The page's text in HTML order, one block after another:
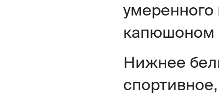
умеренного
капюшоном
Нижнее